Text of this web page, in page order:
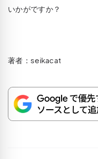
いかがですか？
著者：seikacat